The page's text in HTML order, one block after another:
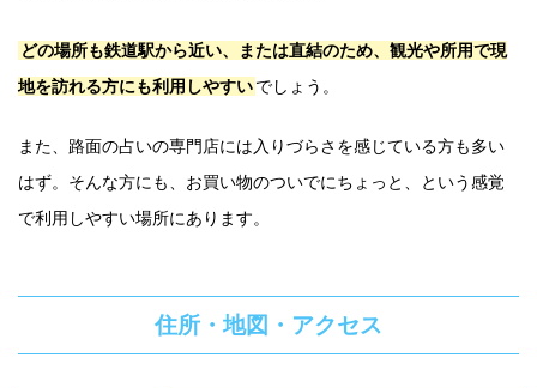
どの場所も鉄道駅から近い、または直結のため、観光や所用で現
地を訪れる方にも利用しやすいでしょう。
また、路面の占いの専門店には入りづらさを感じている方も多い
はず。そんな方にも、お買い物のついでにちょっと、という感覚
で利用しやすい場所にあります。
住所・地図・アクセス